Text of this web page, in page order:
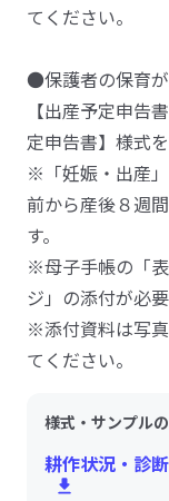
てください。
●保護者の保育
【出産予定申告
定申告書】様式
※「妊娠・出産
前から産後８週
す。
※母子手帳の「
ジ」の添付が必要
※添付資料は写
てください。
様式・サンプル
耕作状況・診